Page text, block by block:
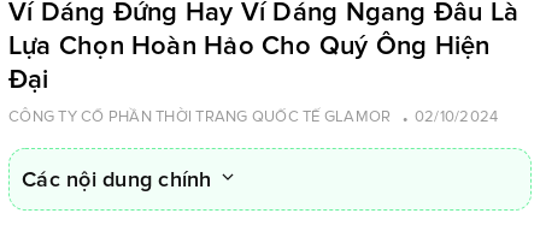
Ví Dáng Đứng Hay Ví Dáng Ngang Đâu Là
Lựa Chọn Hoàn Hảo Cho Quý Ông Hiện
Đại
CÔNG TY CỔ PHẦN THỜI TRANG QUỐC TẾ GLAMOR 02/10/2024
Các nội dung chính